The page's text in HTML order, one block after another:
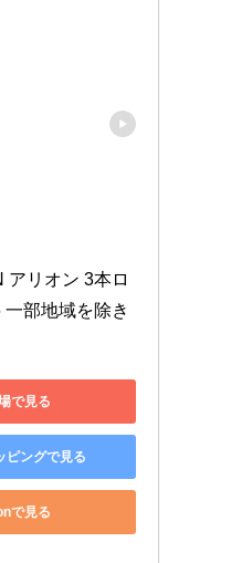
アリオン 3本ロ
部地域を除き
で見る
ピングで見る
で見る